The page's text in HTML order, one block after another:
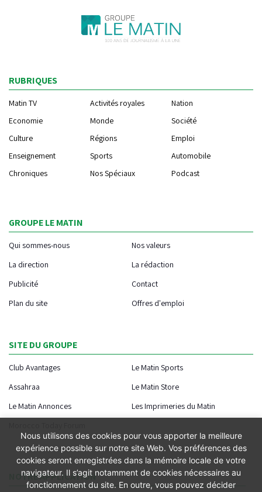
RUBRIQUES
Matin TV Activités royales
Nation
Economie
Monde
Société
Culture
Régions
Emploi
Enseignement
Sports
Automobile
Chroniques
Nos Spéciaux Podcast
GROUPE LE MATIN
Qui sommes-nous
Nos valeurs
La direction
La rédaction
Publicité
Contact
Plan du site
Offres d'emploi
SITE DU GROUPE
Club Avantages
Le Matin Sports
Assahraa
Le Matin Store
Le Matin Annonces
Les Imprimeries du Matin
NOTRE APPLICATION
Nous utilisons des cookies pour vous apporter la meilleure
expérience possible sur notre site Web. Vos préférences des
cookies seront enregistrées dans la mémoire locale de votre
navigateur. Il s’agit notamment de cookies nécessaires au
fonctionnement du site. En outre, vous pouvez décider